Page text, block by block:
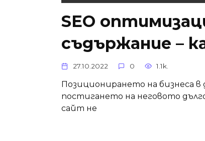
SEO
съдържание –
27.10.2022 0 1.1k.
Позиционирането на бизнеса
постигането на неговото
сайт не